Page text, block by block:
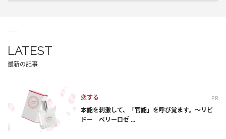
LATEST
最新の記事
恋する PR
本能を刺激して、「官能」を呼び覚ます。～リビ
ドー ベリーロゼ ...